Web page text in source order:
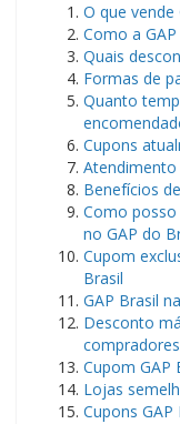
O que vende
Como a
Quais
Formas de
Quanto
Cupons
Atendimento
Benefícios
Como
no GAP do
Cupom
Brasil
GAP Brasil
Desconto
Cupom GAP
Lojas
Cupons GAP